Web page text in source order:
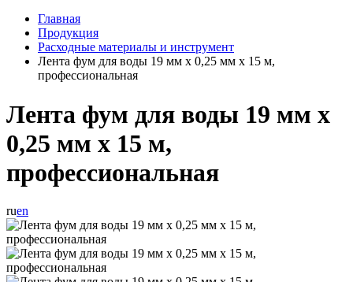
Главная
Продукция
Расходные материалы и инструмент
Лента фум для воды 19 мм x 0,25 мм x 15 м,
профессиональная
Лента фум для воды 19 мм x
0,25 мм x 15 м,
профессиональная
ruen